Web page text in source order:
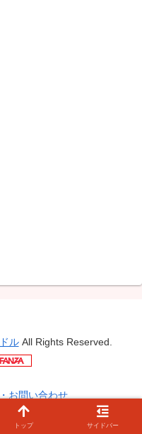
ルAll Rights Reserved.
お問い合わせ
トップ サイドバー